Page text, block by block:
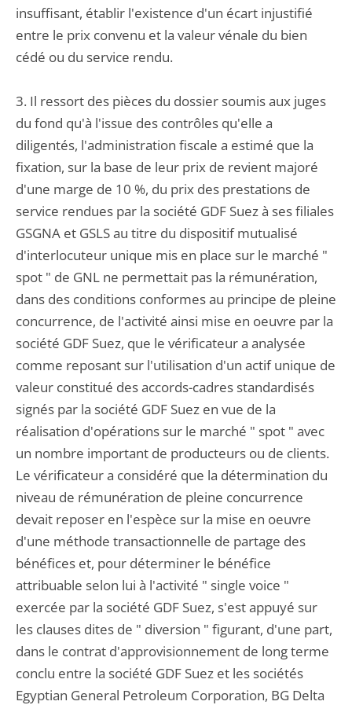
insuffisant, établir l'existence d'un écart injustifié
entre le prix convenu et la valeur vénale du bien
cédé ou du service rendu.
3. Il ressort des pièces du dossier soumis aux juges
du fond qu'à l'issue des contrôles qu'elle a
diligentés, l'administration fiscale a estimé que la
fixation, sur la base de leur prix de revient majoré
d'une marge de 10 %, du prix des prestations de
service rendues par la société GDF Suez à ses filiales
GSGNA et GSLS au titre du dispositif mutualisé
d'interlocuteur unique mis en place sur le marché "
spot " de GNL ne permettait pas la rémunération,
dans des conditions conformes au principe de pleine
concurrence, de l'activité ainsi mise en oeuvre par la
société GDF Suez, que le vérificateur a analysée
comme reposant sur l'utilisation d'un actif unique de
valeur constitué des accords-cadres standardisés
signés par la société GDF Suez en vue de la
réalisation d'opérations sur le marché " spot " avec
un nombre important de producteurs ou de clients.
Le vérificateur a considéré que la détermination du
niveau de rémunération de pleine concurrence
devait reposer en l'espèce sur la mise en oeuvre
d'une méthode transactionnelle de partage des
bénéfices et, pour déterminer le bénéfice
attribuable selon lui à l'activité " single voice "
exercée par la société GDF Suez, s'est appuyé sur
les clauses dites de " diversion " figurant, d'une part,
dans le contrat d'approvisionnement de long terme
conclu entre la société GDF Suez et les sociétés
Egyptian General Petroleum Corporation, BG Delta